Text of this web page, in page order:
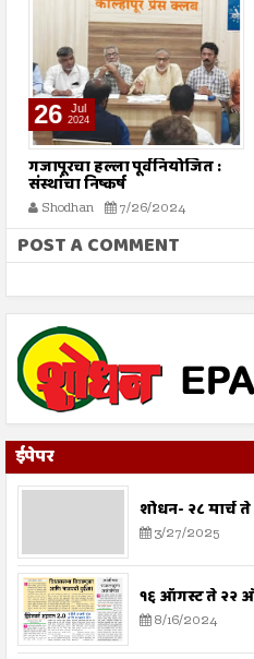
26 Jul
2024
गजापूरचा हल्ला पूर्वनियोजित :
संस्थांचा निष्कर्ष
Shodhan 7/26/2024
POST A COMMENT
ईपेपर
शोधन- २८ मार्च ते
3/27/2025
१६ ऑगस्ट ते २२
8/16/2024